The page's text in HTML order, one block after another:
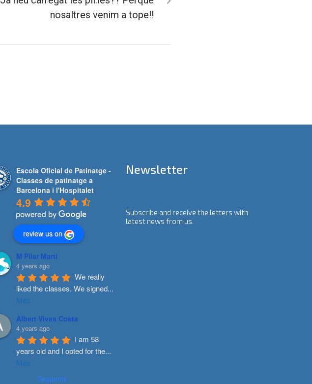
nosaltres venim a tope!!
Escola Oficial de Patinatge -
Classes de patinatge a
Barcelona i l'Hospitalet
4.9
review us on
M Pilar Marti
4 years ago
We really
liked the classes. We signed...
Més
Albert Vives Costa
4 years ago
I am 58
years old and I opted for the...
Més
Següents
Newsletter
Subscribe and receive the letters with
latest news from us.